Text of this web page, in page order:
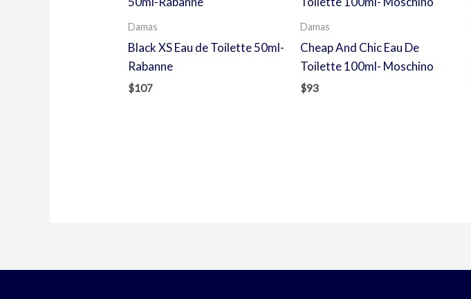
Damas
Black XS Eau de Toilette 50ml-
Rabanne
$107
Damas
Cheap And Chic Eau De
Toilette 100ml- Moschino
$93